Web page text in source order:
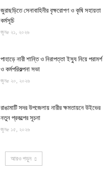
জুরাছড়িতে সেনাবাহিনীর বৃক্ষরোপণ ও কৃষি সহায়তা
কর্মসূচি
জুনe ২১, ২০২৬
পাহাড়ে নারী শান্তি ও নিরাপত্তা ইস্যু নিয়ে পরামর্শ
ও কর্মপরিকল্পনা সভা
জুনe ২০, ২০২৬
রাঙামাটি সদর উপজেলায় নারীর ক্ষমতায়নে উইভের
নতুন প্রকল্পের সূচনা
জুনe ১৫, ২০২৬
আরও পড়ুন